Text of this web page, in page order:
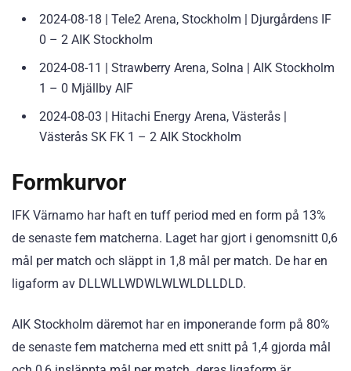
2024-08-18 | Tele2 Arena, Stockholm | Djurgårdens IF
0 – 2 AIK Stockholm
2024-08-11 | Strawberry Arena, Solna | AIK Stockholm
1 – 0 Mjällby AIF
2024-08-03 | Hitachi Energy Arena, Västerås |
Västerås SK FK 1 – 2 AIK Stockholm
Formkurvor
IFK Värnamo har haft en tuff period med en form på 13%
de senaste fem matcherna. Laget har gjort i genomsnitt 0,6
mål per match och släppt in 1,8 mål per match. De har en
ligaform av DLLWLLWDWLWLWLDLLDLD.
AIK Stockholm däremot har en imponerande form på 80%
de senaste fem matcherna med ett snitt på 1,4 gjorda mål